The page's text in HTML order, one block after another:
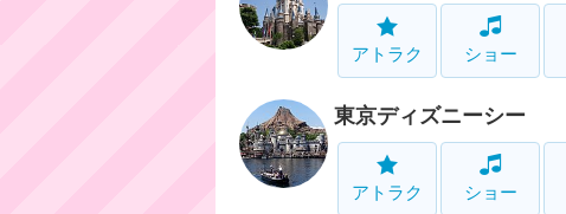
アトラク ショー
東京ディズニーシー
アトラク ショー